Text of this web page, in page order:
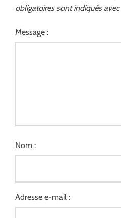
obligatoires sont indiqués avec
Message :
Nom :
Adresse e-mail :